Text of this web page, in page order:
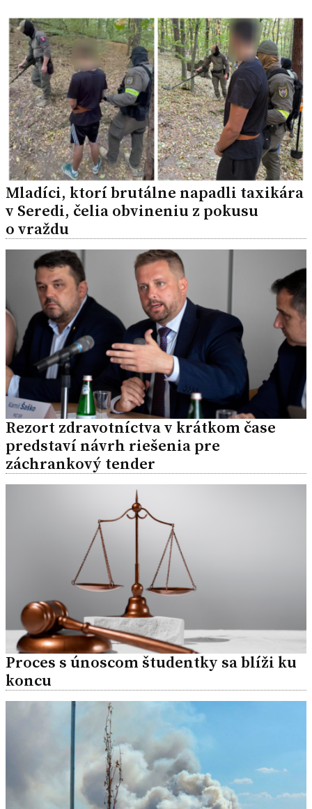
Mladíci, ktorí brutálne napadli taxikára
v Seredi, čelia obvineniu z pokusu
o vraždu
Rezort zdravotníctva v krátkom čase
predstaví návrh riešenia pre
záchrankový tender
Proces s únoscom študentky sa blíži ku
koncu